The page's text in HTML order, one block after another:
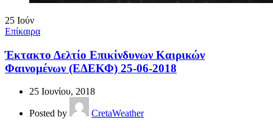
25 Ιούν
Επίκαιρα
Έκτακτο Δελτίο Επικίνδυνων Καιρικών
Φαινομένων (ΕΔΕΚΦ) 25-06-2018
25 Ιουνίου, 2018
Posted by
CretaWeather